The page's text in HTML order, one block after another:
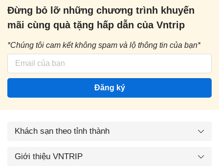
Đừng bỏ lỡ những chương trình khuyến
mãi cùng quà tặng hấp dẫn của Vntrip
*Chúng tôi cam kết không spam và lộ thông tin của bạn*
Đăng ký
Khách sạn theo tỉnh thành
Giới thiệu VNTRIP